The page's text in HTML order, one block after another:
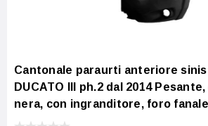
Cantonale paraurti anteriore
DUCATO III ph.2 dal 2014
nera, con ingranditore, foro